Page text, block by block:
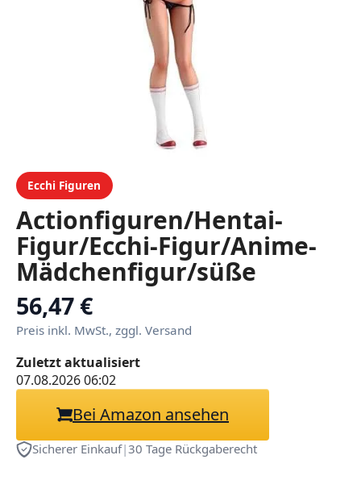
Ecchi Figuren
Actionfiguren/Hentai-
Figur/Ecchi-Figur/Anime-
Mädchenfigur/süße
Puppe/Figurenspielzeug/
Sammlung/abnehmbare
Kleidung/Sammlerstück-
Display/PVC/1/7.
56,47 €
Preis inkl. MwSt., zggl. Versand
Zuletzt aktualisiert
07.08.2026 06:02
Bei Amazon ansehen
Sicherer Einkauf|30 Tage Rückgaberecht